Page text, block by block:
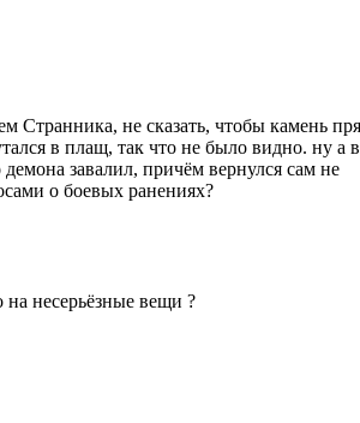
Странника, не сказать, чтобы камень
в плащ, так что не было видно. ну а
завалил, причём вернулся сам не
о боевых ранениях?
на несерьёзные вещи ?